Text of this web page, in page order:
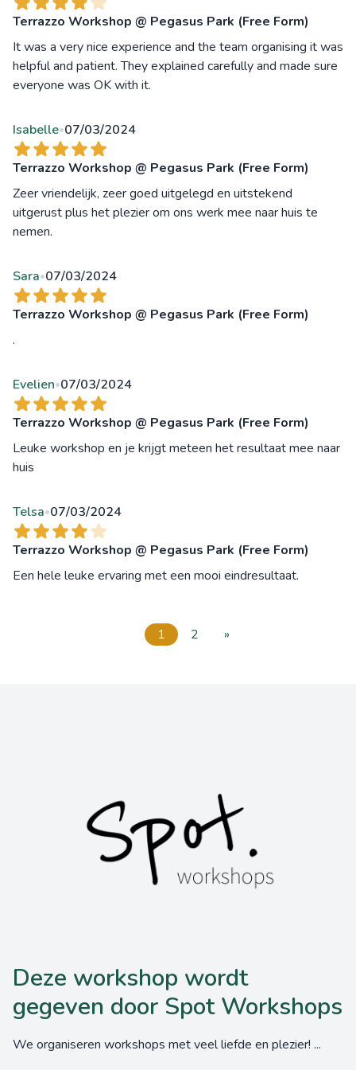
Terrazzo Workshop @ Pegasus Park (Free Form)
It was a very nice experience and the team organising it was
helpful and patient. They explained carefully and made sure
everyone was OK with it.
Isabelle•07/03/2024
Terrazzo Workshop @ Pegasus Park (Free Form)
Zeer vriendelijk, zeer goed uitgelegd en uitstekend
uitgerust plus het plezier om ons werk mee naar huis te
nemen.
Sara•07/03/2024
Terrazzo Workshop @ Pegasus Park (Free Form)
.
Evelien•07/03/2024
Terrazzo Workshop @ Pegasus Park (Free Form)
Leuke workshop en je krijgt meteen het resultaat mee naar
huis
Telsa•07/03/2024
Terrazzo Workshop @ Pegasus Park (Free Form)
Een hele leuke ervaring met een mooi eindresultaat.
1 2 »
Deze workshop wordt
gegeven door Spot Workshops
We organiseren workshops met veel liefde en plezier! ...